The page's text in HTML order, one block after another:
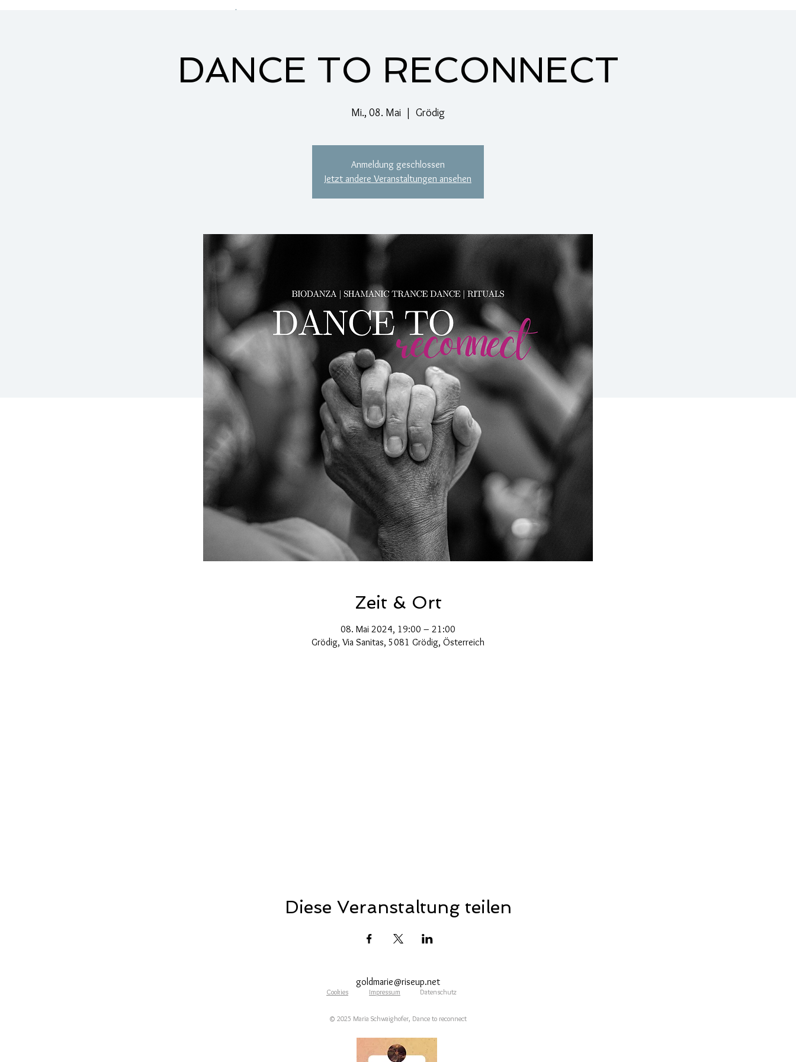
dance to reconnect !DANCE TO RECONNECT
Mi., 08. Mai
  |
Grödig
Anmeldung geschlossen
Jetzt andere Veranstaltungen ansehen
Zeit & Ort
08. Mai 2024, 19:00 – 21:00
Grödig, Via Sanitas, 5081 Grödig, Österreich
Diese Veranstaltung teilen
goldmarie@riseup.net
Cookies Impressum Datenschutz
© 2025 Maria Schwaighofer, Dance to reconnect